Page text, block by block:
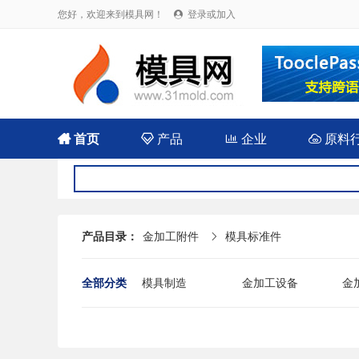
您好，欢迎来到模具网！  登录或加入
首页  产品 企业 原料
产品目录： 金加工附件  模具标准件
全部分类 模具制造 金加工设备
金